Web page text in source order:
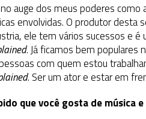
auge dos meus poderes como
envolvidas. O produtor desta
ele tem vários sucessos e
. Já ficamos bem populares
com quem estou
. Ser um ator e estar em
que você gosta de música